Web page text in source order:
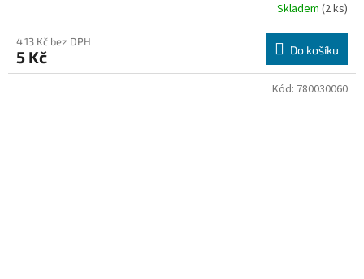
Skladem (2 ks)
4,13 Kč bez DPH
5 Kč Do košíku
Kód: 780030060